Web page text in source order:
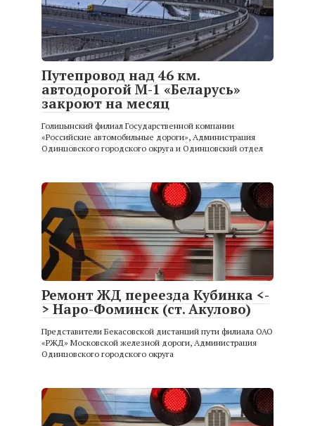
Путепровод над 46 км.
автодорогой М-1 «Беларусь»
закроют на месяц
Голицынский филиал Государственной компании
«Российские автомобильные дороги», Администрация
Одинцовского городского округа и Одинцовский отдел
Ремонт ЖД переезда Кубинка <-
> Наро-Фоминск (ст. Акулово)
Представители Бекасовской дистанций пути филиала ОАО
«РЖД» Московской железной дороги, Администрация
Одинцовского городского округа